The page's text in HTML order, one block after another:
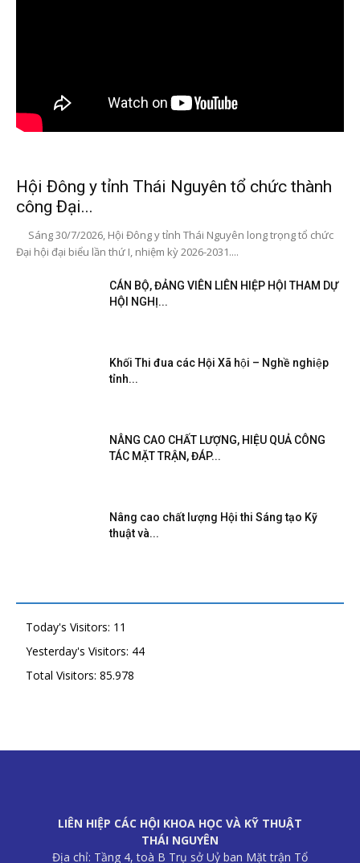
Hội Đông y tỉnh Thái Nguyên tổ chức thành
công Đại...
Sáng 30/7/2026, Hội Đông y tỉnh Thái Nguyên long trọng tổ chức
Đại hội đại biểu lần thứ I, nhiệm kỳ 2026-2031....
CÁN BỘ, ĐẢNG VIÊN LIÊN HIỆP HỘI THAM DỰ
HỘI NGHỊ...
Khối Thi đua các Hội Xã hội – Nghề nghiệp
tỉnh...
NÂNG CAO CHẤT LƯỢNG, HIỆU QUẢ CÔNG
TÁC MẶT TRẬN, ĐÁP...
Nâng cao chất lượng Hội thi Sáng tạo Kỹ
thuật và...
Today's Visitors: 11
Yesterday's Visitors: 44
Total Visitors: 85.978
LIÊN HIỆP CÁC HỘI KHOA HỌC VÀ KỸ THUẬT
THÁI NGUYÊN
Địa chỉ: Tầng 4, toà B Trụ sở Uỷ ban Mặt trận Tổ